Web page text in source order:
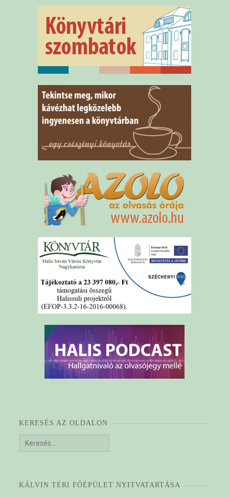
KERESÉS AZ OLDALON
Keresés:
KÁLVIN TÉRI FŐÉPÜLET NYITVATARTÁSA